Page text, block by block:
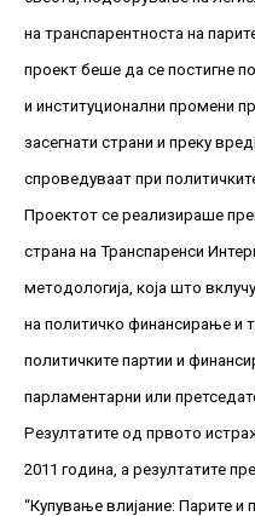
на транспарентноста на
проект беше да се постигне
и институционални промени
засегнати страни и преку
спроведуваат при
Проектот се реализираше
страна на Транспаренси
методологија, која што
на политичко финансирање и
политичките партии и
парламентарни или
Резултатите од првото
2011 година, а резултатите
“Купување влијание: Парите и